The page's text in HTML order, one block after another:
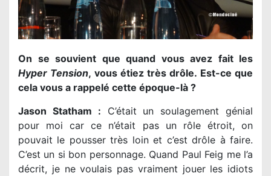
On se souvient que quand vous avez fait les
Hyper Tension, vous étiez très drôle. Est-ce que
cela vous a rappelé cette époque-là ?
Jason Statham : C’était un soulagement génial
pour moi car ce n’était pas un rôle étroit, on
pouvait le pousser très loin et c’est drôle à faire.
C’est un si bon personnage. Quand Paul Feig me l’a
décrit, je ne voulais pas vraiment jouer les idiots